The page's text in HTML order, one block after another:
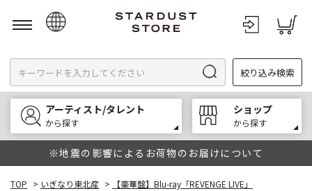
English
한국어
中文
絞り込み検索
アーティスト/タレント
から探す
ショップ
から探す
※地震の影響によるお荷物のお届けについて
TOP > いぎなり東北産 > 【豪華盤】Blu-ray「REVENGE LIVE」